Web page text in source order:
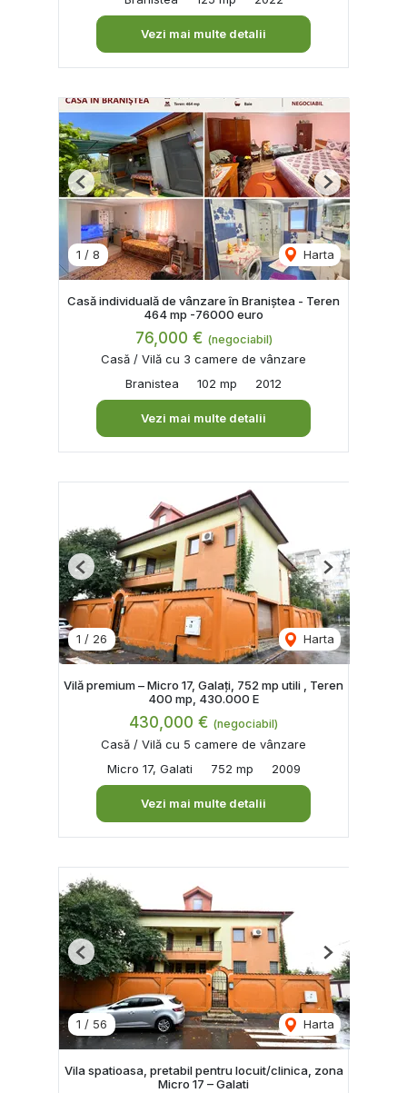
Vezi mai multe detalii
1 / 8 Harta
Previous Next
Casă individuală de vânzare în Braniștea - Teren
464 mp -76000 euro
76,000 € (negociabil)
Casă / Vilă cu 3 camere de vânzare
Branistea
102 mp 2012
Vezi mai multe detalii
1 / 26 Harta
Previous Next
Vilă premium – Micro 17, Galați, 752 mp utili , Teren
400 mp, 430.000 E
430,000 € (negociabil)
Casă / Vilă cu 5 camere de vânzare
Micro 17, Galati
752 mp 2009
Vezi mai multe detalii
1 / 56 Harta
Previous Next
Vila spatioasa, pretabil pentru locuit/clinica, zona
Micro 17 – Galati